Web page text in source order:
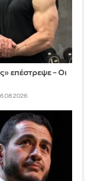
επέστρεψε – Οι